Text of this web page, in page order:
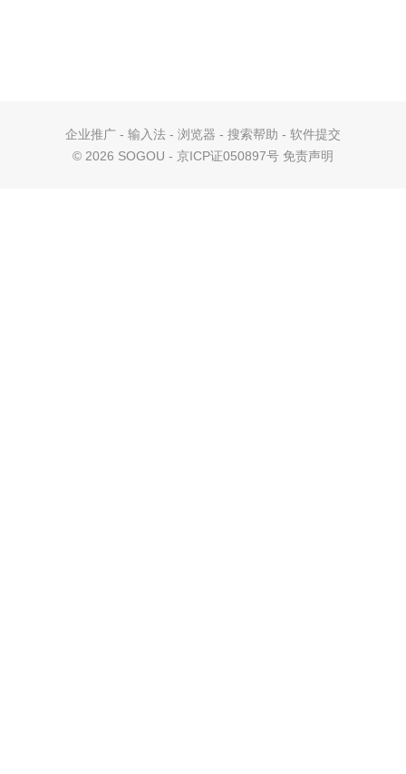
企业推广 - 输入法 - 浏览器 - 搜索帮助 - 软件提交
© 2026 SOGOU - 京ICP证050897号 免责声明